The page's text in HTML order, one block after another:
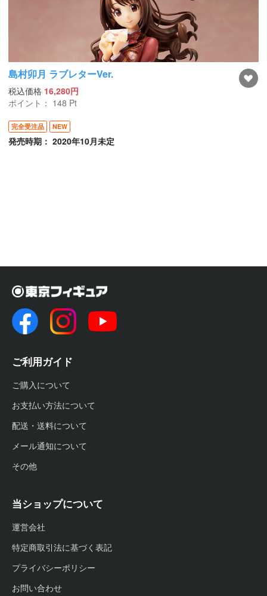
島村卯月 ラブレターVer.
税込価格 16,280円
ポイント： 148 Pt
完全受注品 NEW
発売時期： 2020年10月未定
ご利用ガイド
ご購入について
お支払い方法について
配送・送料について
メール通知について
その他
当ショップについて
運営会社
特定商取引法に基づく表記
プライバシーポリシー
お問い合わせ